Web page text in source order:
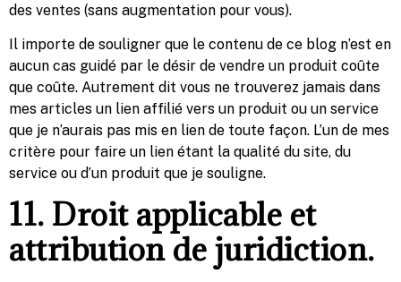
des ventes (sans augmentation pour vous).
Il importe de souligner que le contenu de ce blog n’est en
aucun cas guidé par le désir de vendre un produit coûte
que coûte. Autrement dit vous ne trouverez jamais dans
mes articles un lien affilié vers un produit ou un service
que je n’aurais pas mis en lien de toute façon. L’un de mes
critère pour faire un lien étant la qualité du site, du
service ou d’un produit que je souligne.
11. Droit applicable et
attribution de juridiction.